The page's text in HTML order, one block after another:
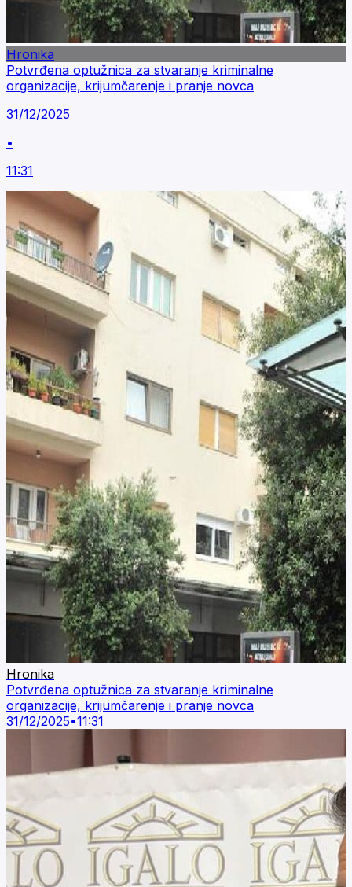
Hronika
Potvrđena optužnica za stvaranje kriminalne
organizacije, krijumčarenje i pranje novca
31/12/2025
•
11:31
Hronika
Potvrđena optužnica za stvaranje kriminalne
organizacije, krijumčarenje i pranje novca
31/12/2025•11:31